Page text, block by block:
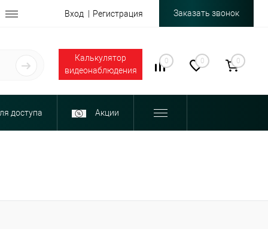
Вход Регистрация Заказать звонок
Калькулятор
видеонаблюдения
0 0 0
доступа Акции